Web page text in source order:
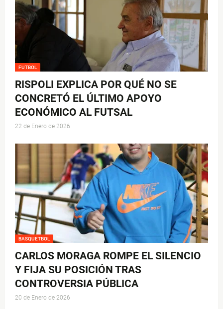
FUTBOL
RISPOLI EXPLICA POR QUÉ NO SE
CONCRETÓ EL ÚLTIMO APOYO
ECONÓMICO AL FUTSAL
22 de Enero de 2026
BASQUETBOL
CARLOS MORAGA ROMPE EL SILENCIO
Y FIJA SU POSICIÓN TRAS
CONTROVERSIA PÚBLICA
20 de Enero de 2026